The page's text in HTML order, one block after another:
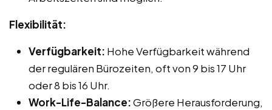
Flexibilität:
Verfügbarkeit: Hohe Verfügbarkeit während
der regulären Bürozeiten, oft von 9 bis 17 Uhr
oder 8 bis 16 Uhr.
Work-Life-Balance:Größere Herausforderung,